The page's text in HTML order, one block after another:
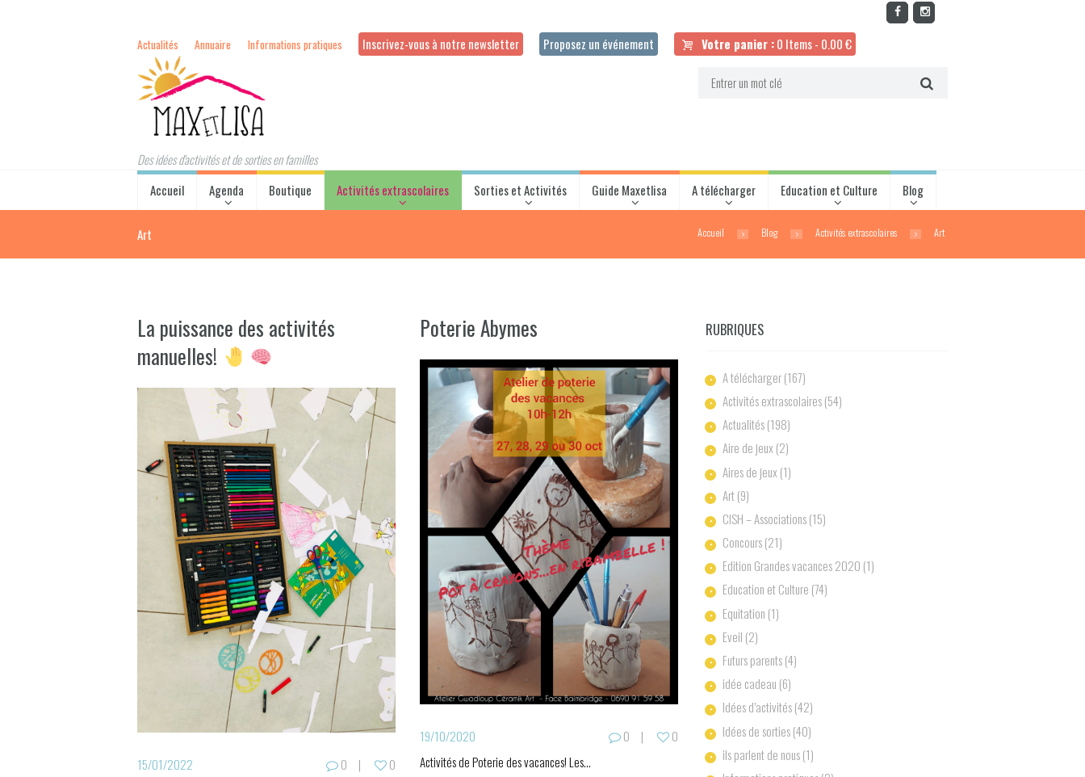
Actualités Annuaire Informations pratiques Inscrivez-vous à notre newsletter Proposez un événement Votre panier :0 Items- 0.00€
Des idées d'activités et de sorties en familles
Accueil
Agenda Boutique Activités extrascolaires Sorties et Activités Guide Maxetlisa A télécharger Education et Culture Blog
Art Accueil Blog Activités extrascolaires Art
La puissance des activités
manuelles!
15/01/2022 0
0
Poterie Abymes
19/10/2020 0
0
Activités de Poterie des vacances! Les...
RUBRIQUES
A télécharger(167)
Activités extrascolaires(54)
Actualités(198)
Aire de jeux (2)
Aires de jeux (1)
Art(9)
ClSH – Associations(15)
Concours(21)
Edition Grandes vacances 2020 (1)
Education et Culture (74)
Equitation (1)
Eveil (2)
Futurs parents(4)
idée cadeau (6)
Idées d’activités(42)
Idées de sorties(40)
ils parlent de nous(1)